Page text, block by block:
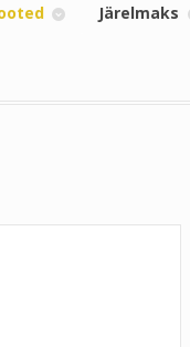
Järelmaks